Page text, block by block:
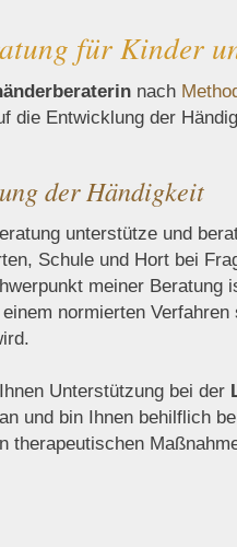
für Kinder
nach
die Entwicklung der
der Händigkeit
unterstütze und
Schule und Hort bei
meiner Beratung
normierten
Unterstützung bei der
an und bin Ihnen behilflich
therapeutischen